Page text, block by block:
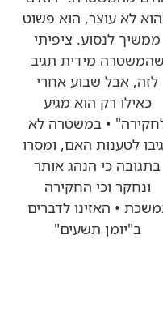
לא עוצר, הוא פשוט
ממשיך לנסוע. ציפיתי
שהמשטרה מידית תגיב
לזה, אבל שבוע אחרי
כאילו רק הוא מגיע
• במשטרה לא
לטענות האם, ומסרו
בתגובה כי הנהג אותר
ונחקר וכי החקירה
• האזינו לדברים
ב"יומן תשעים"